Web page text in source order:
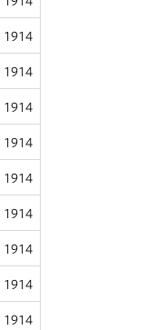
1914
1914
1914
1914
1914
1914
1914
1914
1914